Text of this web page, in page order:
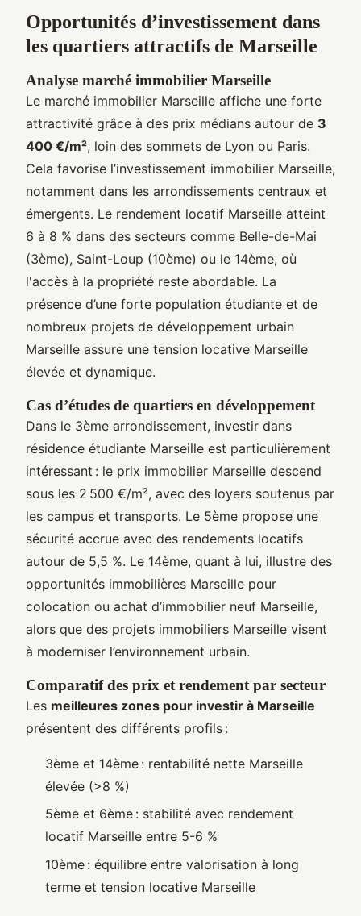
Opportunités d’investissement dans
les quartiers attractifs de Marseille
Analyse marché immobilier Marseille
Le marché immobilier Marseille affiche une forte
attractivité grâce à des prix médians autour de 3
400 €/m², loin des sommets de Lyon ou Paris.
Cela favorise l’investissement immobilier Marseille,
notamment dans les arrondissements centraux et
émergents. Le rendement locatif Marseille atteint
6 à 8 % dans des secteurs comme Belle-de-Mai
(3ème), Saint-Loup (10ème) ou le 14ème, où
l'accès à la propriété reste abordable. La
présence d’une forte population étudiante et de
nombreux projets de développement urbain
Marseille assure une tension locative Marseille
élevée et dynamique.
Cas d’études de quartiers en développement
Dans le 3ème arrondissement, investir dans
résidence étudiante Marseille est particulièrement
intéressant : le prix immobilier Marseille descend
sous les 2 500 €/m², avec des loyers soutenus par
les campus et transports. Le 5ème propose une
sécurité accrue avec des rendements locatifs
autour de 5,5 %. Le 14ème, quant à lui, illustre des
opportunités immobilières Marseille pour
colocation ou achat d’immobilier neuf Marseille,
alors que des projets immobiliers Marseille visent
à moderniser l’environnement urbain.
Comparatif des prix et rendement par secteur
Les meilleures zones pour investir à Marseille
présentent des différents profils :
3ème et 14ème : rentabilité nette Marseille
élevée (>8 %)
5ème et 6ème : stabilité avec rendement
locatif Marseille entre 5-6 %
10ème : équilibre entre valorisation à long
terme et tension locative Marseille